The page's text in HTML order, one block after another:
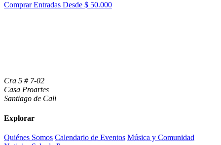
Comprar Entradas Desde $ 50.000
Cra 5 # 7-02
Casa Proartes
Santiago de Cali
Explorar
Quiénes Somos Calendario de Eventos Música y Comunidad